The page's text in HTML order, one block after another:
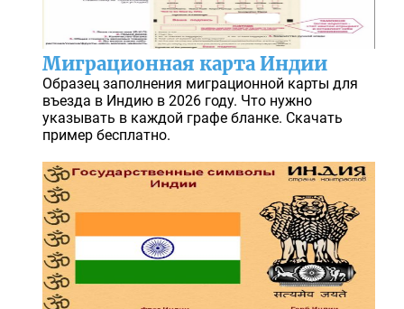
Миграционная карта Индии
Образец заполнения миграционной карты для
въезда в Индию в 2026 году. Что нужно
указывать в каждой графе бланке. Скачать
пример бесплатно.